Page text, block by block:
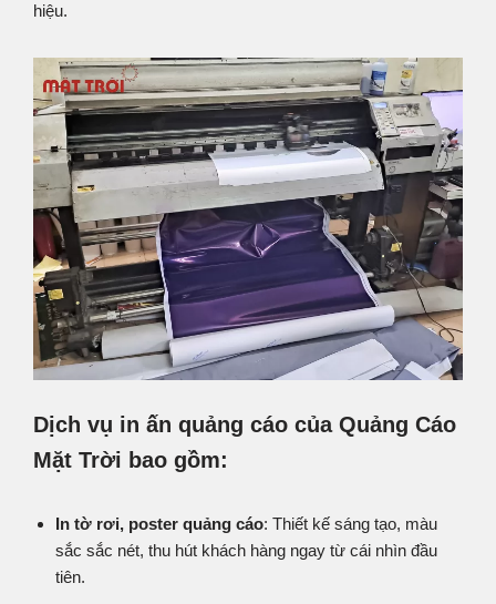
hiệu.
Dịch vụ in ấn quảng cáo của Quảng Cáo
Mặt Trời bao gồm:
In tờ rơi, poster quảng cáo: Thiết kế sáng tạo, màu
sắc sắc nét, thu hút khách hàng ngay từ cái nhìn đầu
tiên.